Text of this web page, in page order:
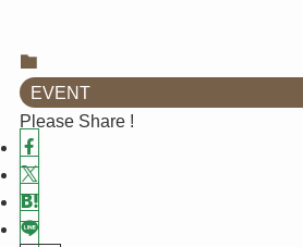
EVENT
Please Share !